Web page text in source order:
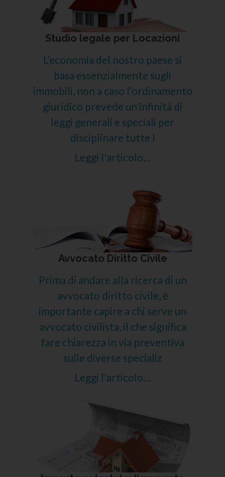
Studio legale per Locazioni
L’economia del nostro paese si
basa essenzialmente sugli
immobili, non a caso l’ordinamento
giuridico prevede un’infinità di
leggi generali e speciali per
disciplinare tutte l
Leggi l'articolo...
Avvocato Diritto Civile
Prima di andare alla ricerca di un
avvocato diritto civile, è
importante capire a chi serve un
avvocato civilista, il che significa
fare chiarezza in via preventiva
sulle diverse specializ
Leggi l'articolo...